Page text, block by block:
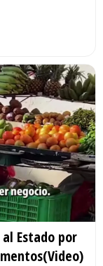
Estado por